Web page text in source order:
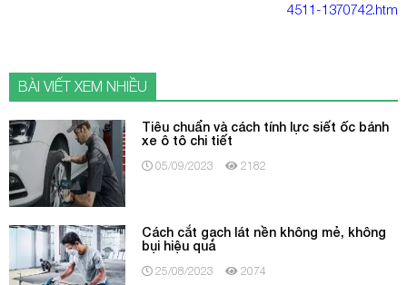
4511-1370742.htm
BÀI VIẾT XEM NHIỀU
Tiêu chuẩn và cách tính lực siết ốc bánh
xe ô tô chi tiết
05/09/2023 2182
Cách cắt gạch lát nền không mẻ, không
bụi hiệu quả
25/08/2023 2074